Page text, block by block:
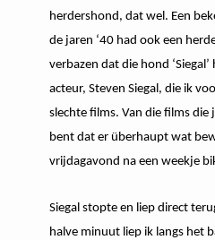
herdershond, dat wel. Een
de jaren ‘40 had ook een
verbazen dat die hond
acteur, Steven Siegal, die ik
slechte films. Van die films die
bent dat er überhaupt wat
vrijdagavond na een weekje
Siegal stopte en liep direct
halve minuut liep ik langs het